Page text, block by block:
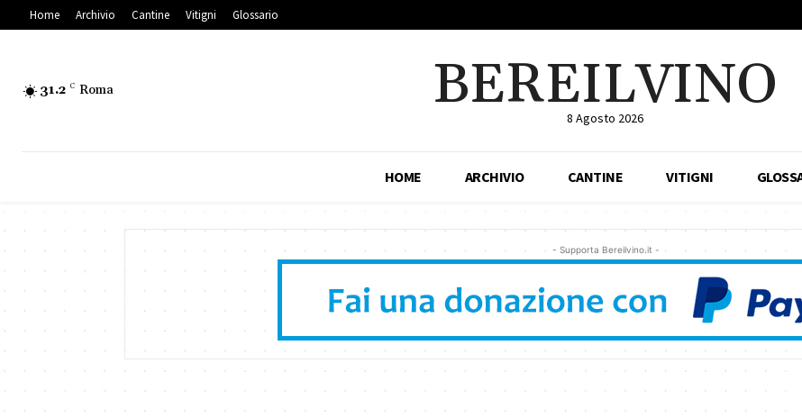
Home Archivio Cantine Vitigni Glossario
31.2 C Roma BEREILVINO
8 Agosto 2026
HOME ARCHIVIO CANTINE VITIGNI
- Supporta Bereilvino.it -